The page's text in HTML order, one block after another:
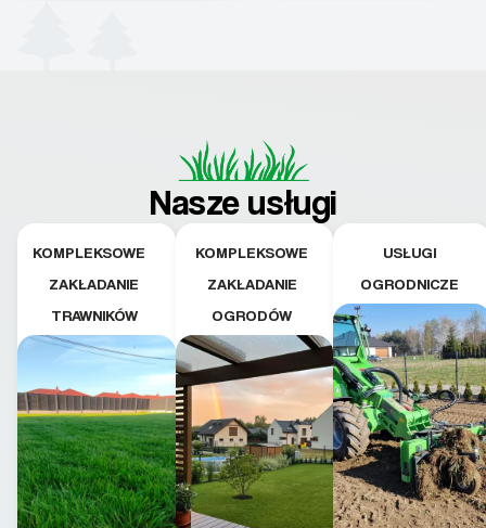
Nasze usługi
KOMPLEKSOWE
ZAKŁADANIE
TRAWNIKÓW
KOMPLEKSOWE
ZAKŁADANIE
OGRODÓW
USŁUGI
OGRODNICZE